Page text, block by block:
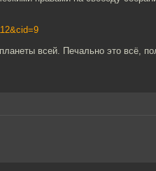
всей. Печально это всё,